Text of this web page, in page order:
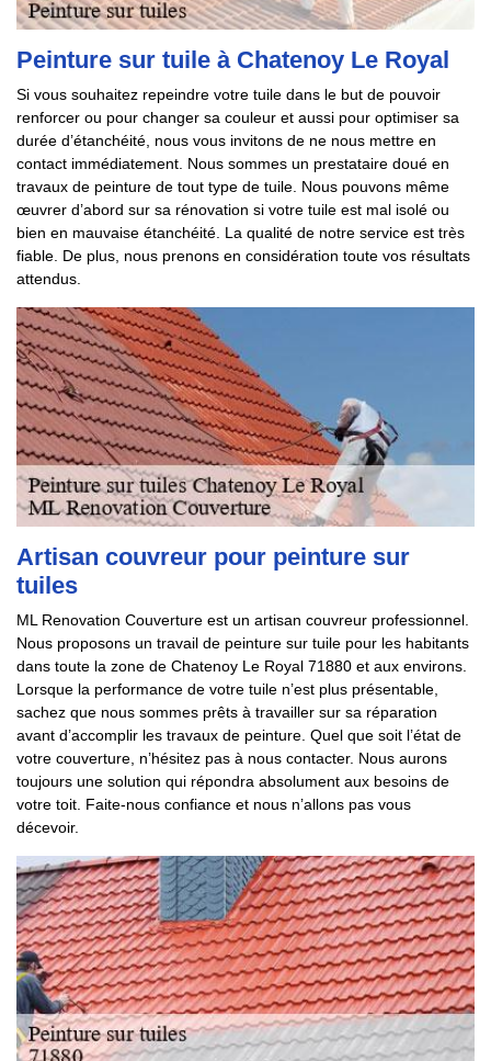
Peinture sur tuile à Chatenoy Le Royal
Si vous souhaitez repeindre votre tuile dans le but de pouvoir
renforcer ou pour changer sa couleur et aussi pour optimiser sa
durée d’étanchéité, nous vous invitons de ne nous mettre en
contact immédiatement. Nous sommes un prestataire doué en
travaux de peinture de tout type de tuile. Nous pouvons même
œuvrer d’abord sur sa rénovation si votre tuile est mal isolé ou
bien en mauvaise étanchéité. La qualité de notre service est très
fiable. De plus, nous prenons en considération toute vos résultats
attendus.
Artisan couvreur pour peinture sur
tuiles
ML Renovation Couverture est un artisan couvreur professionnel.
Nous proposons un travail de peinture sur tuile pour les habitants
dans toute la zone de Chatenoy Le Royal 71880 et aux environs.
Lorsque la performance de votre tuile n’est plus présentable,
sachez que nous sommes prêts à travailler sur sa réparation
avant d’accomplir les travaux de peinture. Quel que soit l’état de
votre couverture, n’hésitez pas à nous contacter. Nous aurons
toujours une solution qui répondra absolument aux besoins de
votre toit. Faite-nous confiance et nous n’allons pas vous
décevoir.